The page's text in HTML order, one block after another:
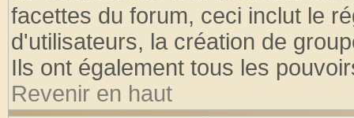
facettes du forum, ceci inclut le
d'utilisateurs, la création de
Ils ont également tous les
Revenir en haut